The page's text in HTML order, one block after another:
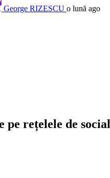
George RIZESCU o lună ago
pe rețelele de